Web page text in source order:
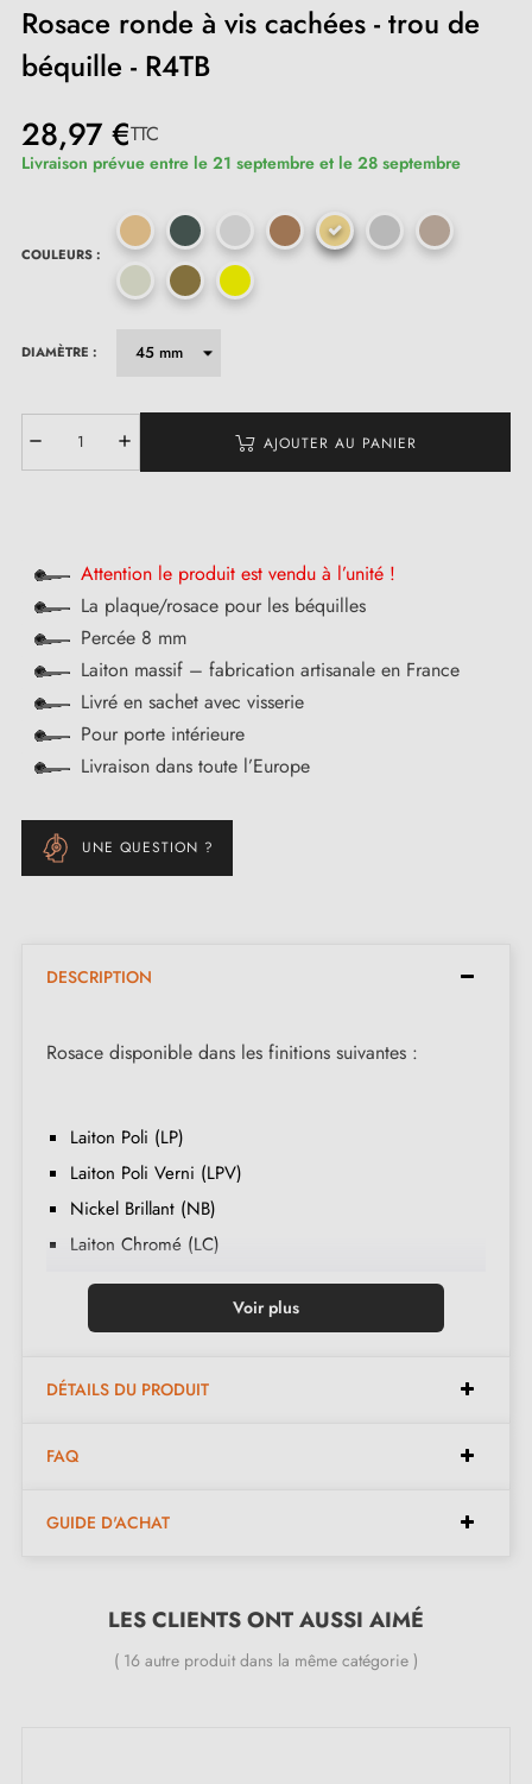
Rosace ronde à vis cachées - trou de
béquille - R4TB
28,97 €TTC
Livraison prévue entre le 21 septembre et le 28 septembre
COULEURS :
DIAMÈTRE :
AJOUTER AU PANIER
Attention le produit est vendu à l’unité !
La plaque/rosace pour les béquilles
Percée 8 mm
Laiton massif – fabrication artisanale en France
Livré en sachet avec visserie
Pour porte intérieure
Livraison dans toute l’Europe
UNE QUESTION ?
DESCRIPTION
Rosace disponible dans les finitions suivantes :
Laiton Poli (LP)
Laiton Poli Verni (LPV)
Nickel Brillant (NB)
Laiton Chromé (LC)
Nickel Satiné (NS)
Vieux Laiton Mat (VLM)
Nickel Vieilli (NV)
Laiton Brossé (LB)
Voir plus
DÉTAILS DU PRODUIT
FAQ
GUIDE D'ACHAT
LES CLIENTS ONT AUSSI AIMÉ
( 16 autre produit dans la même catégorie )